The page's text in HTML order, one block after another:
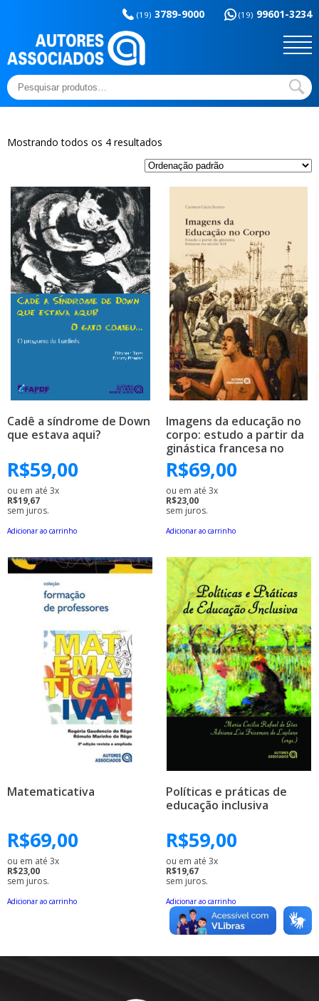
(19) 3789-9000 (19) 99601-3234
Pesquisar
por:
educação
Outros títulos
Sem categoria
Temas básicos
Mostrando todos os 4 resultados
Cadê a síndrome de Down
que estava aqui?
R$59,00
ou em até 3x
R$19,67
sem juros.
Adicionar ao carrinho
Imagens da educação no
corpo: estudo a partir da
ginástica francesa no
século XIX
R$69,00
ou em até 3x
R$23,00
sem juros.
Adicionar ao carrinho
Matematicativa
R$69,00
ou em até 3x
R$23,00
sem juros.
Adicionar ao carrinho
Políticas e práticas de
educação inclusiva
R$59,00
ou em até 3x
R$19,67
sem juros.
Adicionar ao carrinho